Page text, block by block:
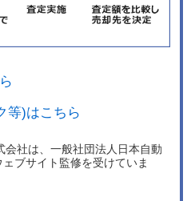
等)はこちら
会社は、一般社団法人日本自動
ブサイト監修を受けていま